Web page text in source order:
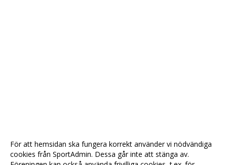
För att hemsidan ska fungera korrekt använder vi nödvändiga
cookies från SportAdmin. Dessa går inte att stänga av.